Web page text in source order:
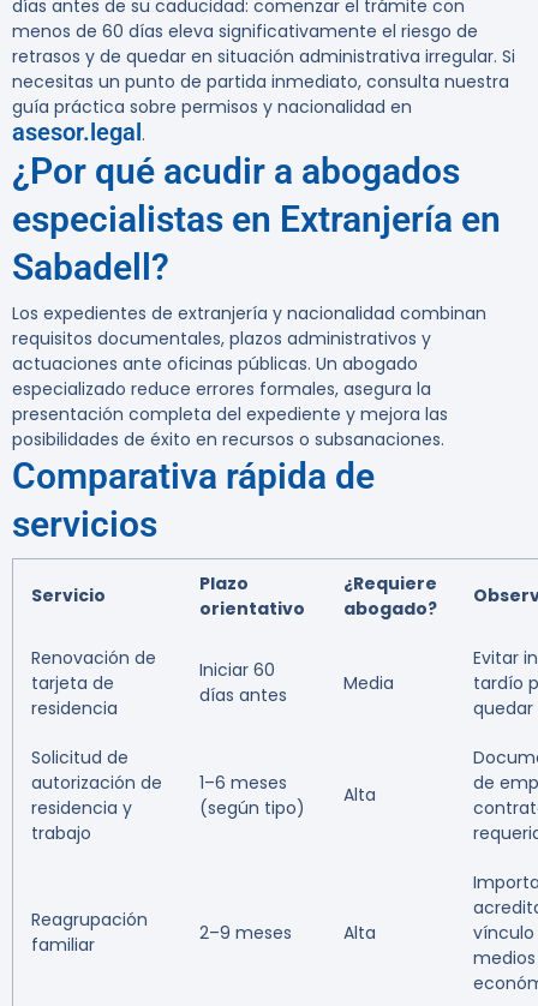
días antes de su caducidad: comenzar el trámite con
menos de 60 días eleva significativamente el riesgo de
retrasos y de quedar en situación administrativa irregular. Si
necesitas un punto de partida inmediato, consulta nuestra
guía práctica sobre permisos y nacionalidad en
asesor.legal.
¿Por qué acudir a abogados
especialistas en Extranjería en
Sabadell?
Los expedientes de extranjería y nacionalidad combinan
requisitos documentales, plazos administrativos y
actuaciones ante oficinas públicas. Un abogado
especializado reduce errores formales, asegura la
presentación completa del expediente y mejora las
posibilidades de éxito en recursos o subsanaciones.
Comparativa rápida de
servicios
Servicio
Plazo
orientativo
¿Requiere
abogado?
Renovación de
tarjeta de
residencia
Iniciar 60
días antes
Media
Evitar
tardío
quedar
Solicitud de
autorización de
residencia y
trabajo
1–6 meses
(según tipo)
Alta
de
Reagrupación
familiar
2–9 meses Alta
vínculo
medios